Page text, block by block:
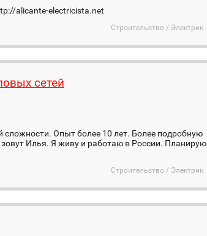
alicante-electricista.net
Строительство / Электрик
сетей
Опыт более 10 лет. Более подробную
Илья. Я живу и работаю в России. Планирую
Строительство / Электрик